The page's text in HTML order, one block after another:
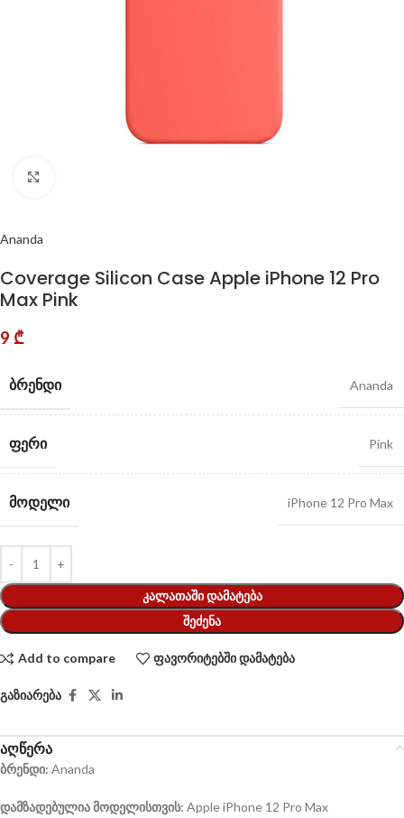
Ananda
Coverage Silicon Case Apple iPhone 12 Pro
Max Pink
9 ₾
ᲑᲠᲔᲜᲓᲘ Ananda
ᲤᲔᲠᲘ Pink
ᲛᲝᲓᲔᲚᲘ iPhone 12 Pro Max
ᲙᲐᲚᲐᲗᲐᲨᲘ ᲓᲐᲛᲐᲢᲔᲑᲐ
ᲨᲔᲫᲔᲜᲐ
Add to compare ფავორიტებში დამატება
გაზიარება
აღწერა
ბრენდი: Ananda
დამზადებულია მოდელისთვის: Apple iPhone 12 Pro Max